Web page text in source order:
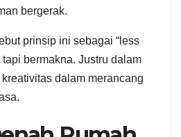
bergerak.
prinsip ini sebagai “less
tapi bermakna. Justru dalam
dalam merancang